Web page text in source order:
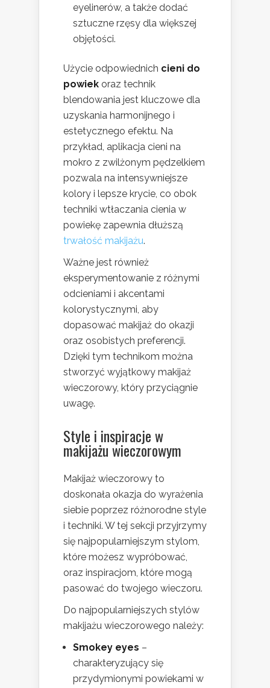
eyelinerów, a także dodać
sztuczne rzęsy dla większej
objętości.
Użycie odpowiednich cieni do
powiek oraz technik
blendowania jest kluczowe dla
uzyskania harmonijnego i
estetycznego efektu. Na
przykład, aplikacja cieni na
mokro z zwilżonym pędzelkiem
pozwala na intensywniejsze
kolory i lepsze krycie, co obok
techniki wtłaczania cienia w
powiekę zapewnia dłuższą
trwałość makijażu.
Ważne jest również
eksperymentowanie z różnymi
odcieniami i akcentami
kolorystycznymi, aby
dopasować makijaż do okazji
oraz osobistych preferencji.
Dzięki tym technikom można
stworzyć wyjątkowy makijaż
wieczorowy, który przyciągnie
uwagę.
Style i inspiracje w
makijażu wieczorowym
Makijaż wieczorowy to
doskonała okazja do wyrażenia
siebie poprzez różnorodne style
i techniki. W tej sekcji przyjrzymy
się najpopularniejszym stylom,
które możesz wypróbować,
oraz inspiracjom, które mogą
pasować do twojego wieczoru.
Do najpopularniejszych stylów
makijażu wieczorowego należy:
Smokey eyes –
charakteryzujący się
przydymionymi powiekami w